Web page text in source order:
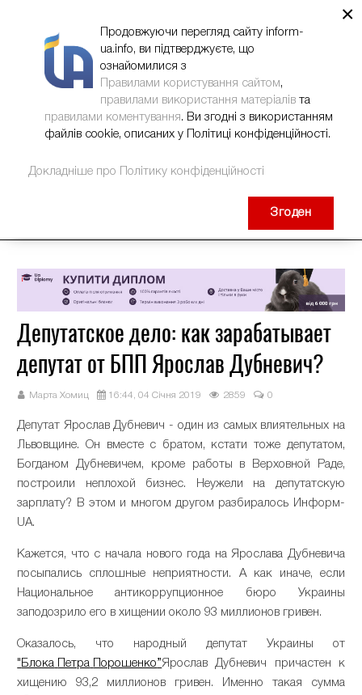
Депутатское дело: как зарабатывает
депутат от БПП Ярослав Дубневич?
Марта Хомиц 16:44, 04 Січня 2019 2859 0
Депутат Ярослав Дубневич - один из самых влиятельных на
Львовщине. Он вместе с братом, кстати тоже депутатом,
Богданом
Дубневичем, кроме работы в Верховной Раде,
построили
неплохой бизнес. Неужели на
депутатскую
зарплату? В этом и многом другом разбиралось Информ-
UA.
Кажется, что с начала нового года на Ярослава Дубневича
посыпались
сплошные неприятности. А как иначе, если
Национальное
антикоррупционное бюро
Украины
заподозрило его в хищении около 93 миллионов гривен.
Оказалось, что народный депутат Украины
от
" Блока Петра Порошенко”Ярослав Дубневич причастен
к
хищению
93,2 миллионов гривен. Именно такая
сумма
×
Продовжуючи перегляд сайту inform-
ua.info, ви підтверджуєте, що
ознайомилися з
Правилами користування сайтом,
правилами використання матеріалів та
правилами коментування. Ви згодні з використанням
файлів cookie, описаних у Політиці конфіденційності.
Докладніше про Політику конфіденційності
Згоден